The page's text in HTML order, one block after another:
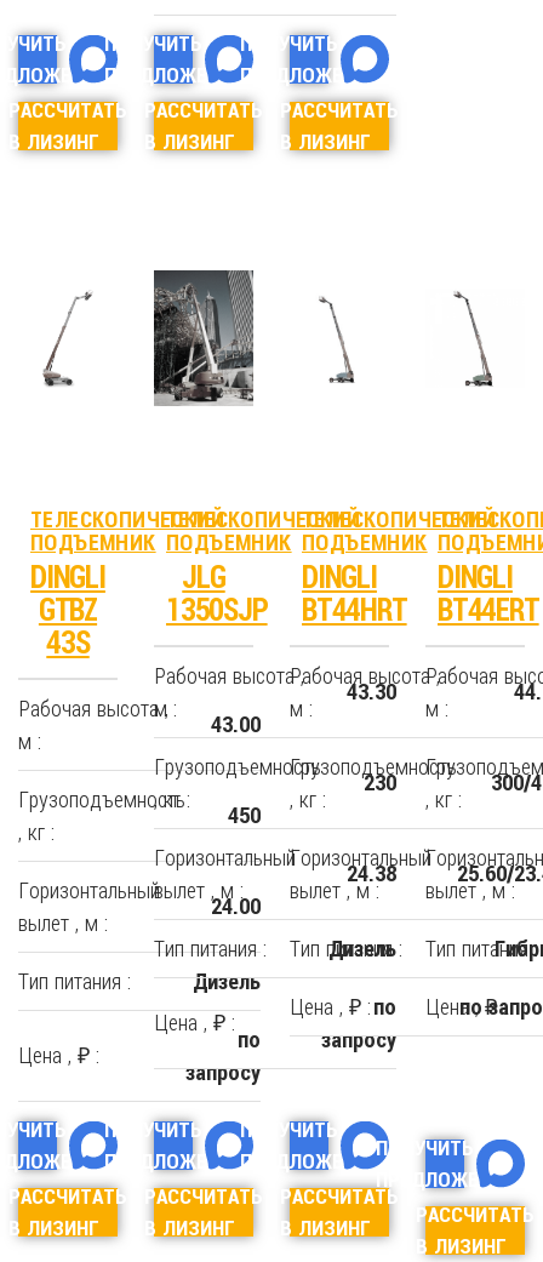
РАССЧИТАТЬ
В ЛИЗИНГ
ПОЛУЧИТЬ
ПРЕДЛОЖЕНИЕ
РАССЧИТАТЬ
В ЛИЗИНГ
ПОЛУЧИТЬ
ПРЕДЛОЖЕНИЕ
РАССЧИТАТЬ
В ЛИЗИНГ
ТЕЛЕСКОПИЧЕСКИЙ
ПОДЪЕМНИК
DINGLI
GTBZ
43S
Рабочая высота ,
м :
43.00
Грузоподъемность
, кг :
450
Горизонтальный
вылет , м :
24.00
Тип питания : Дизель
Цена , ₽ :
по
запросу
РАССЧИТАТЬ
В ЛИЗИНГ
ТЕЛЕСКОПИЧЕСКИЙ
ПОДЪЕМНИК
JLG
1350SJP
Рабочая высота ,
м :
43.30
Грузоподъемность
, кг :
230
Горизонтальный
вылет , м :
24.38
Тип питания : Дизель
Цена , ₽ :
по
запросу
ПОЛУЧИТЬ
ПРЕДЛОЖЕНИЕ
РАССЧИТАТЬ
В ЛИЗИНГ
ТЕЛЕСКОПИЧЕСКИЙ
ПОДЪЕМНИК
DINGLI
BT44HRT
Рабочая высота ,
м :
Грузоподъемность
, кг :
300/
Горизонтальный
вылет , м :
25.60/
Тип питания :
Цена , ₽ : по
ПОЛУЧИТЬ
ПРЕДЛОЖЕНИЕ
РАССЧИТАТЬ
В ЛИЗИНГ
DINGLI
BT44ERT
Рабочая
м :
, кг :
вылет , м :
Тип питания :
Цена , ₽ :
ПОЛУЧИТЬ
ПРЕДЛОЖЕНИЕ
РАССЧИТАТЬ
В ЛИЗИНГ